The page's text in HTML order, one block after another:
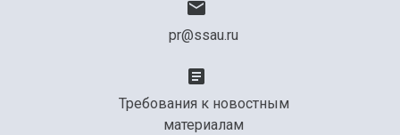
pr@ssau.ru
Требования к новостным
материалам